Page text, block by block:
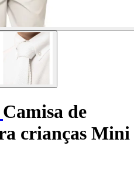
Camisa de
crianças Mini